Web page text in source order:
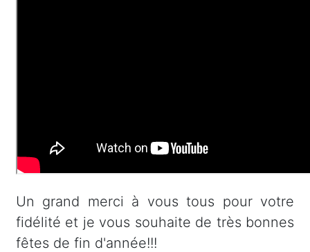
Un grand merci à vous tous pour votre
fidélité et je vous souhaite de très bonnes
fêtes de fin d'année!!!